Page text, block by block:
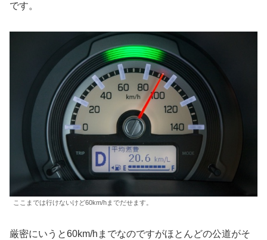
です。
ここまでは行けないけど60km/hまでだせます。
厳密にいうと60km/hまでなのですがほとんどの公道がそ